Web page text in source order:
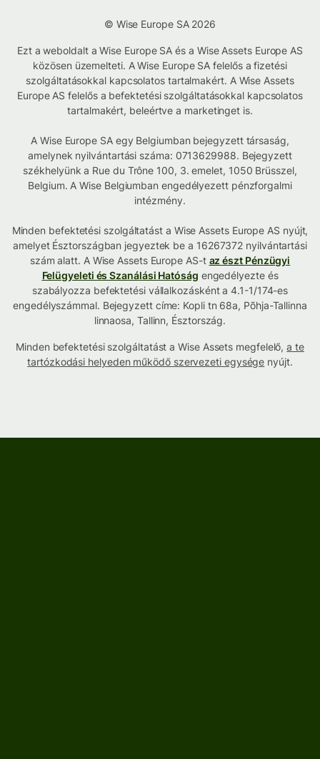
© Wise Europe SA 2026
Ezt a weboldalt a Wise Europe SA és a Wise Assets Europe AS
közösen üzemelteti. A Wise Europe SA felelős a fizetési
szolgáltatásokkal kapcsolatos tartalmakért. A Wise Assets
Europe AS felelős a befektetési szolgáltatásokkal kapcsolatos
tartalmakért, beleértve a marketinget is.
A Wise Europe SA egy Belgiumban bejegyzett társaság,
amelynek nyilvántartási száma: 0713629988. Bejegyzett
székhelyünk a Rue du Trône 100, 3. emelet, 1050 Brüsszel,
Belgium. A Wise Belgiumban engedélyezett pénzforgalmi
intézmény.
Minden befektetési szolgáltatást a Wise Assets Europe AS nyújt,
amelyet Észtországban jegyeztek be a 16267372 nyilvántartási
szám alatt. A Wise Assets Europe AS-t az észt Pénzügyi
Felügyeleti és Szanálási Hatóság engedélyezte és
szabályozza befektetési vállalkozásként a 4.1-1/174-es
engedélyszámmal. Bejegyzett címe: Kopli tn 68a, Põhja-Tallinna
linnaosa, Tallinn, Észtország.
Minden befektetési szolgáltatást a Wise Assets megfelelő,a te
tartózkodási helyeden működő szervezeti egysége nyújt.